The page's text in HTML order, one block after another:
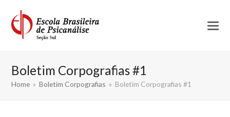
Boletim Corpografias #1
Home » Boletim Corpografias » Boletim Corpografias #1